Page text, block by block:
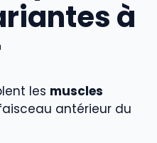
à
les muscles
antérieur du